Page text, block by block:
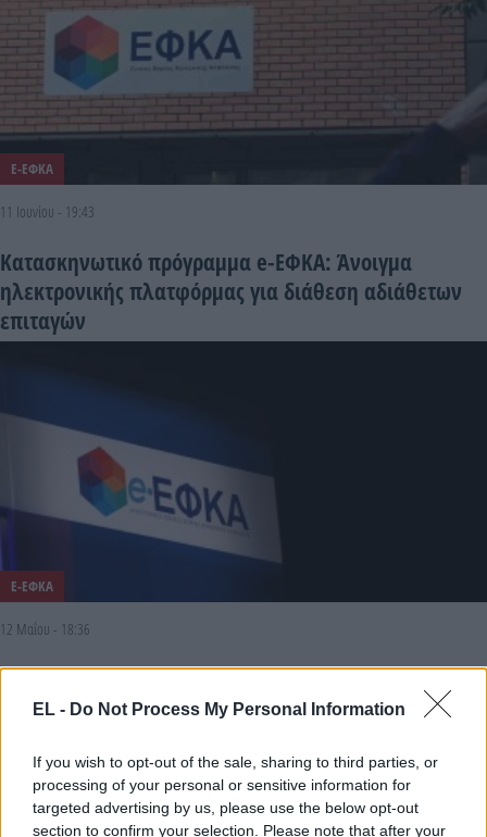
EL - Do Not Process My Personal Information
If you wish to opt-out of the sale, sharing to third parties, or
processing of your personal or sensitive information for
targeted advertising by us, please use the below opt-out
section to confirm your selection. Please note that after your
E-ΕΦΚΑ
11 Ιουνίου - 19:43
Κατασκηνωτικό πρόγραμμα e-ΕΦΚΑ: Άνοιγμα
ηλεκτρονικής πλατφόρμας για διάθεση αδιάθετων
επιταγών
E-ΕΦΚΑ
12 Μαΐου - 18:36
e-ΕΦΚΑ: Θα διακοπεί προσωρινά η ηλ. υπηρεσία
«Βεβαίωση Διακοπής Ασφαλιστικής Ικανότητας